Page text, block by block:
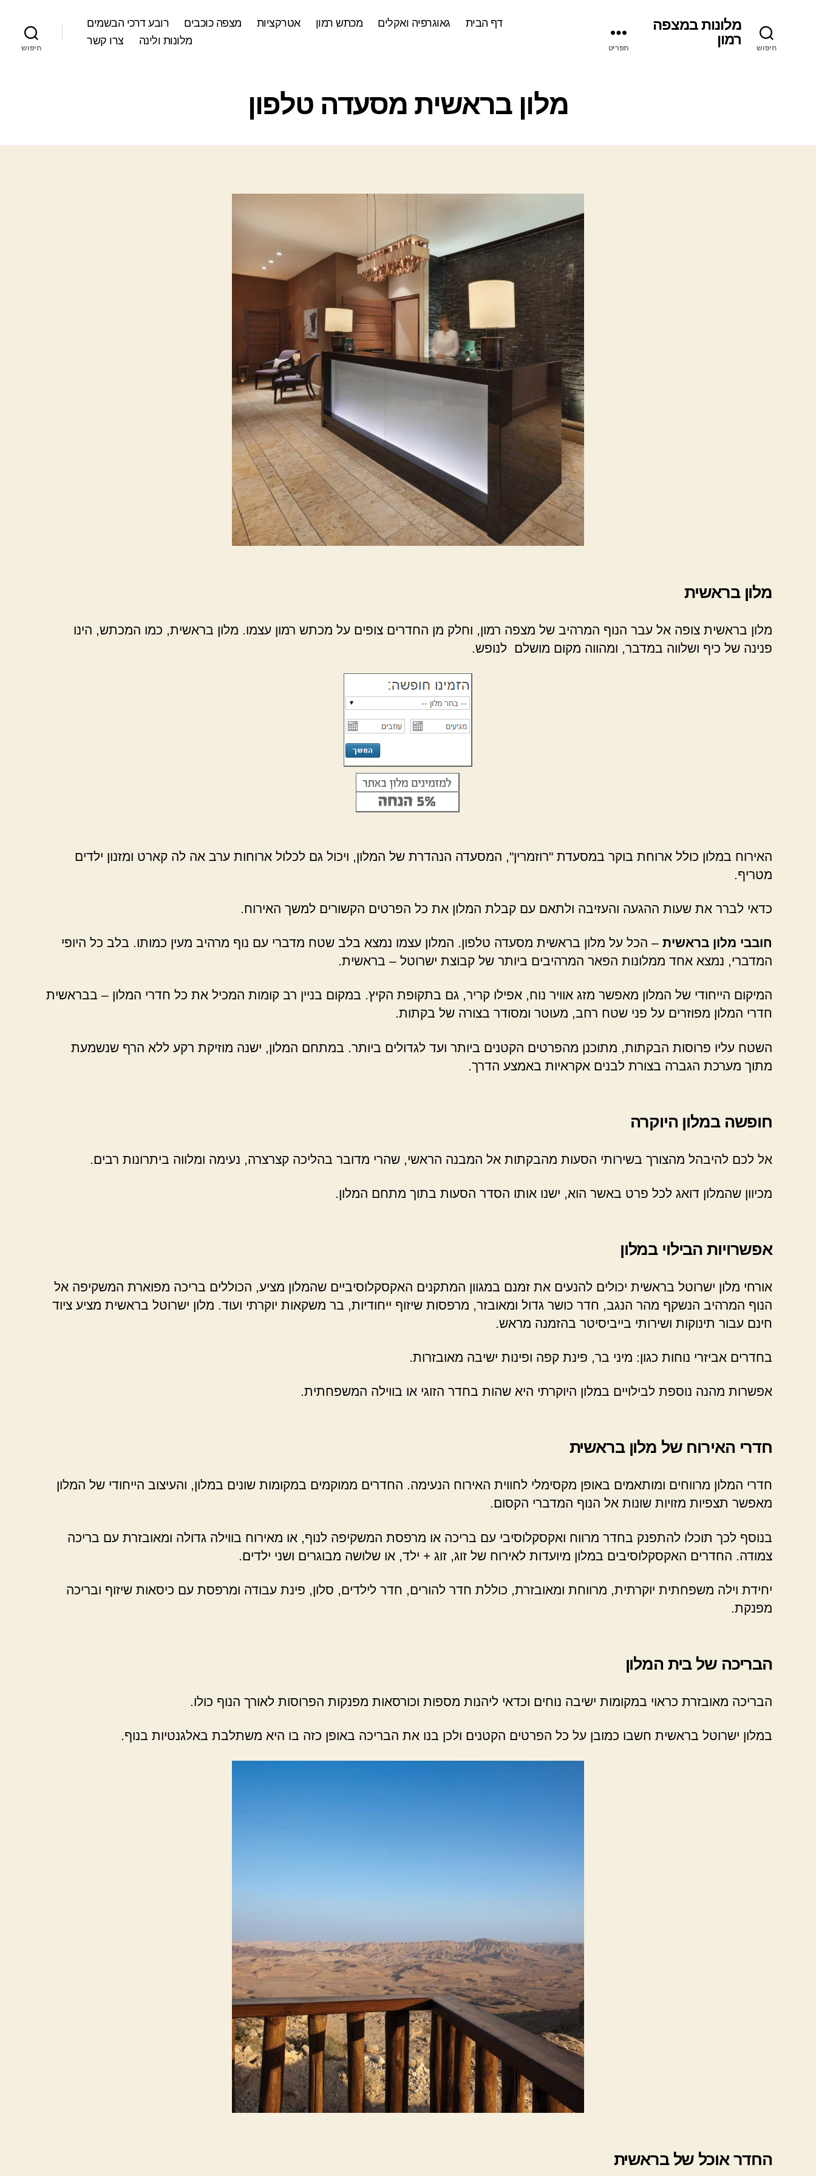
חיפוש
מלונות במצפה
רמון
תפריט
דף הבית גאוגרפיה ואקלים מכתש רמון אטרקציות מצפה כוכבים
רובע דרכי הבשמים
מלונות ולינה
צרו קשר
חיפוש
ק
ט
ר
מלון בראשית מסעדה טלפון
מלון בראשית
מלון בראשית צופה אל עבר הנוף המרהיב של מצפה רמון, וחלק מן החדרים צופים על מכתש רמון עצמו. מלון בראשית, כמו המכתש, הינו
פנינה של כיף ושלווה במדבר, ומהווה מקום מושלם לנופש.
האירוח במלון כולל ארוחת בוקר במסעדת "רוזמרין", המסעדה הנהדרת של המלון, ויכול גם לכלול ארוחות ערב אה לה קארט ומזנון ילדים
מטריף.
כדאי לברר את שעות ההגעה והעזיבה ולתאם עם קבלת המלון את כל הפרטים הקשורים למשך האירוח.
חובבי מלון בראשית – הכל על מלון בראשית מסעדה טלפון. המלון עצמו נמצא בלב שטח מדברי עם נוף מרהיב מעין כמותו. בלב כל היופי
המדברי, נמצא אחד ממלונות הפאר המרהיבים ביותר של קבוצת ישרוטל – בראשית.
המיקום הייחודי של המלון מאפשר מזג אוויר נוח, אפילו קריר, גם בתקופת הקיץ. במקום בניין רב קומות המכיל את כל חדרי המלון – בבראשית
חדרי המלון מפוזרים על פני שטח רחב, מעוטר ומסודר בצורה של בקתות.
השטח עליו פרוסות הבקתות, מתוכנן מהפרטים הקטנים ביותר ועד לגדולים ביותר. במתחם המלון, ישנה מוזיקת רקע ללא הרף שנשמעת
מתוך מערכת הגברה בצורת לבנים אקראיות באמצע הדרך.
חופשה במלון היוקרה
אל לכם להיבהל מהצורך בשירותי הסעות מהבקתות אל המבנה הראשי, שהרי מדובר בהליכה קצרצרה, נעימה ומלווה ביתרונות רבים.
מכיוון שהמלון דואג לכל פרט באשר הוא, ישנו אותו הסדר הסעות בתוך מתחם המלון.
אפשרויות הבילוי במלון
אורחי מלון ישרוטל בראשית יכולים להנעים את זמנם במגוון המתקנים האקסקלוסיביים שהמלון מציע, הכוללים בריכה מפוארת המשקיפה אל
הנוף המרהיב הנשקף מהר הנגב, חדר כושר גדול ומאובזר, מרפסות שיזוף ייחודיות, בר משקאות יוקרתי ועוד. מלון ישרוטל בראשית מציע ציוד
חינם עבור תינוקות ושירותי בייביסיטר בהזמנה מראש.
בחדרים אביזרי נוחות כגון: מיני בר, פינת קפה ופינות ישיבה מאובזרות.
אפשרות מהנה נוספת לבילויים במלון היוקרתי היא שהות בחדר הזוגי או בווילה המשפחתית.
חדרי האירוח של מלון בראשית
חדרי המלון מרווחים ומותאמים באופן מקסימלי לחווית האירוח הנעימה. החדרים ממוקמים במקומות שונים במלון, והעיצוב הייחודי של המלון
מאפשר תצפיות מזויות שונות אל הנוף המדברי הקסום.
בנוסף לכך תוכלו להתפנק בחדר מרווח ואקסקלוסיבי עם בריכה או מרפסת המשקיפה לנוף, או מאירוח בווילה גדולה ומאובזרת עם בריכה
צמודה. החדרים האקסקלוסיבים במלון מיועדות לאירוח של זוג, זוג + ילד, או שלושה מבוגרים ושני ילדים.
יחידת וילה משפחתית יוקרתית, מרווחת ומאובזרת, כוללת חדר להורים, חדר לילדים, סלון, פינת עבודה ומרפסת עם כיסאות שיזוף ובריכה
מפנקת.
הבריכה של בית המלון
הבריכה מאובזרת כראוי במקומות ישיבה נוחים וכדאי ליהנות מספות וכורסאות מפנקות הפרוסות לאורך הנוף כולו.
במלון ישרוטל בראשית חשבו כמובן על כל הפרטים הקטנים ולכן בנו את הבריכה באופן כזה בו היא משתלבת באלגנטיות בנוף.
החדר אוכל של בראשית